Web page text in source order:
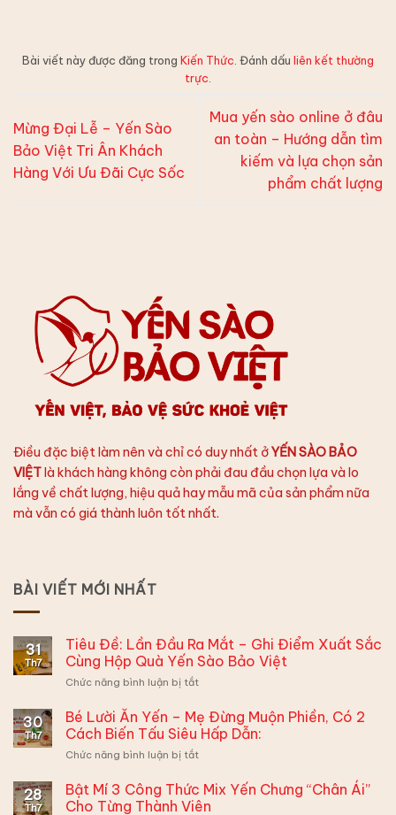
Bài viết này được đăng trong Kiến Thức. Đánh dấu liên kết thường
trực.
Mừng Đại Lễ – Yến Sào
Bảo Việt Tri Ân Khách
Hàng Với Ưu Đãi Cực Sốc
Mua yến sào online ở đâu
an toàn – Hướng dẫn tìm
kiếm và lựa chọn sản
phẩm chất lượng
Điều đặc biệt làm nên và chỉ có duy nhất ởYẾN SÀO BẢO
VIỆTlà khách hàng không còn phải đau đầu chọn lựa và lo
lắng về chất lượng, hiệu quả hay mẫu mã của sản phẩm nữa
mà vẫn có giá thành luôn tốt nhất.
BÀI VIẾT MỚI NHẤT
31
Th7
Tiêu Đề: Lần Đầu Ra Mắt – Ghi Điểm Xuất Sắc
Cùng Hộp Quà Yến Sào Bảo Việt
Chức năng bình luận bị tắtở
Đề:
Lần
Đầu
Ra
–
Ghi
30
Th7
Bé Lười Ăn Yến – Mẹ Đừng Muộn Phiền, Có 2
Cách Biến Tấu Siêu Hấp Dẫn:
Chức năng bình luận bị tắtở
Lười
Ăn
28
Th7
Bật Mí 3 Công Thức Mix Yến Chưng “Chân Ái”
Cho Từng Thành Viên